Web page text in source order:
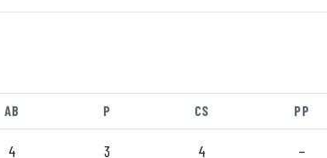
AB P CS PP
4 3 4 –